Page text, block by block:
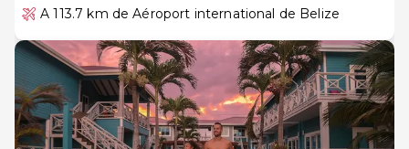
A 113.7 km de Aéroport international de Belize